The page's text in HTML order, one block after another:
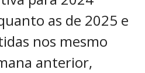
as de 2025 e
nos mesmo
anterior,